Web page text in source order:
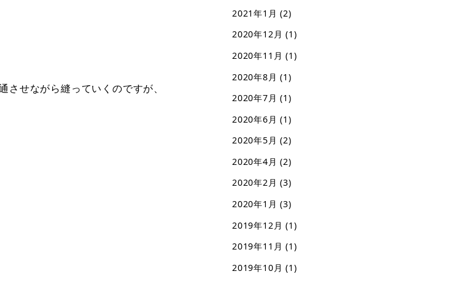
させながら縫っていくのですが、
2021年1月 (2)
2020年12月 (1)
2020年11月 (1)
2020年8月 (1)
2020年7月 (1)
2020年6月 (1)
2020年5月 (2)
2020年4月 (2)
2020年2月 (3)
2020年1月 (3)
2019年12月 (1)
2019年11月 (1)
2019年10月 (1)